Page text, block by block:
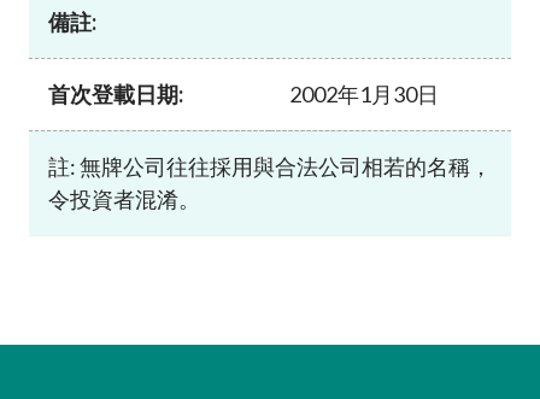
備註:
首次登載日期: 2002年1月30日
註: 無牌公司往往採用與合法公司相若的名稱，
令投資者混淆。